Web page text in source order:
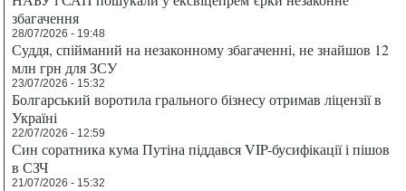
збагачення
28/07/2026 - 19:48
Суддя, спійманий на незаконному збагаченні, не знайшов 12
млн грн для ЗСУ
23/07/2026 - 15:32
Болгарський воротила грального бізнесу отримав ліцензії в
Україні
22/07/2026 - 12:59
Син соратника кума Путіна піддався VIP-бусифікації і пішов
в СЗЧ
21/07/2026 - 15:32